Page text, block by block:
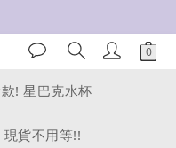
! 星巴克水杯
現貨不用等!!